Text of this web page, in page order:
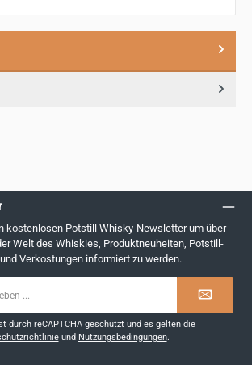
kostenlosen Potstill Whisky-Newsletter um über
Welt des Whiskies, Produktneuheiten, Potstill-
Verkostungen informiert zu werden.
durch reCAPTCHA geschützt und es gelten die
und Nutzungsbedingungen.